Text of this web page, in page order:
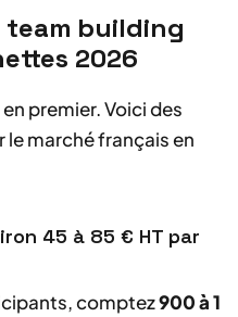
team building
2026
premier. Voici des
le marché français en
45 à 85 € HT par
comptez900 à 1